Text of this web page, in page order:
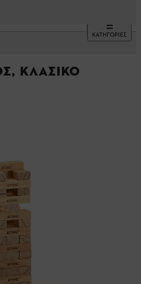
ΚΑΤΗΓΟΡΙΕΣ
Κλασικό